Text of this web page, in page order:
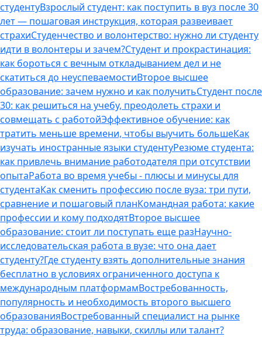
студентуВзрослый студент: как поступить в вуз после 30
лет — пошаговая инструкция, которая развеивает
страхиСтуденчество и волонтерство: нужно ли cтуденту
идти в волонтеры и зачем?Студент и прокрастинация:
как бороться с вечным откладыванием дел и не
скатиться до неуспеваемостиВторое высшее
образование: зачем нужно и как получитьСтудент после
30: как решиться на учебу, преодолеть страхи и
совмещать с работойЭффективное обучение: как
тратить меньше времени, чтобы выучить большеКак
изучать иностранные языки студентуРезюме студента:
как привлечь внимание работодателя при отсутствии
опытаРабота во время учебы - плюсы и минусы для
студентаКак сменить профессию после вуза: три пути,
сравнение и пошаговый планКомандная работа: какие
профессии и кому подходятВторое высшее
образование: стоит ли поступать еще разНаучно-
исследовательская работа в вузе: что она дает
студенту?Где студенту взять дополнительные знания
бесплатно в условиях ограниченного доступа к
международным платформамВостребованность,
популярность и необходимость второго высшего
образованияВостребованный специалист на рынке
труда: образование, навыки, скиллы или талант?